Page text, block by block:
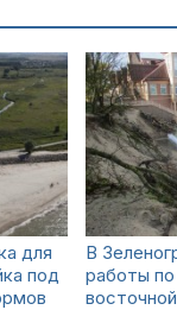
для
под
В
работы